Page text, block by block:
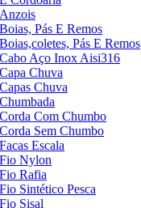
Anzois
Boias, Pás E Remos
Boias,coletes, Pás E Remos
Cabo Aço Inox Aisi316
Capa Chuva
Capas Chuva
Chumbada
Corda Com Chumbo
Corda Sem Chumbo
Facas Escala
Fio Nylon
Fio Rafia
Fio Sintético Pesca
Fio Sisal